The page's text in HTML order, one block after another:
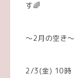
す🌈
〜2月の空き〜
2/3(金) 10時